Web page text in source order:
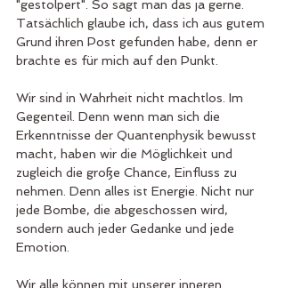
"gestolpert". So sagt man das ja gerne.
Tatsächlich glaube ich, dass ich aus gutem
Grund ihren Post gefunden habe, denn er
brachte es für mich auf den Punkt.
Wir sind in Wahrheit nicht machtlos. Im
Gegenteil. Denn wenn man sich die
Erkenntnisse der Quantenphysik bewusst
macht, haben wir die Möglichkeit und
zugleich die große Chance, Einfluss zu
nehmen. Denn alles ist Energie. Nicht nur
jede Bombe, die abgeschossen wird,
sondern auch jeder Gedanke und jede
Emotion.
Wir alle können mit unserer inneren